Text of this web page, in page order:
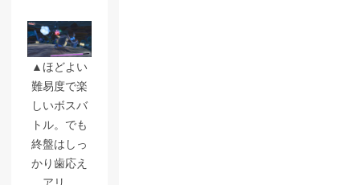
▲ほどよい
難易度で楽
しいボスバ
トル。でも
終盤はしっ
かり歯応え